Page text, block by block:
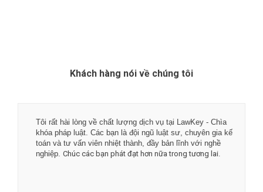
Khách hàng nói về chúng tôi
Tôi rất hài lòng về chất lượng dịch vụ tại LawKey - Chìa
khóa pháp luật. Các bạn là đội ngũ luật sư, chuyên gia kế
toán và tư vấn viên nhiệt thành, đầy bản lĩnh với nghề
nghiệp.Chúc các bạn phát đạt hơn nữa trong tương lai.